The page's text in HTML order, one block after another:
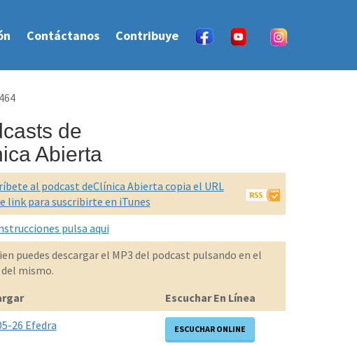
Contáctanos Contribuye
de
Abierta
al podcast deClí­nica Abierta copia el URL
link para suscribirte en iTunes
pulsa aqui
puedes descargar el MP3 del podcast pulsando en el
mismo.
Escuchar En Línea
26 Efedra
ESCUCHAR ONLINE